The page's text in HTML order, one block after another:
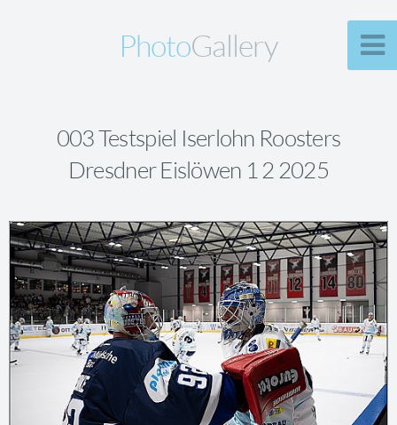
PhotoGallery
003 Testspiel Iserlohn Roosters
Dresdner Eislöwen 1 2 2025